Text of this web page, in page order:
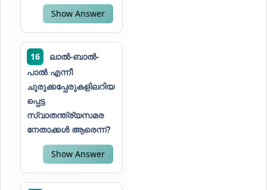
Show Answer
16
ലാൽ-ബാൽ-
പാൽ എന്നീ
ചുരുക്കപ്പേരുകളിലറിയ
പ്പെട്ട
സ്വാതന്ത്ര്യസമര
നേതാക്കൾ ആരെന്ന്?
Show Answer